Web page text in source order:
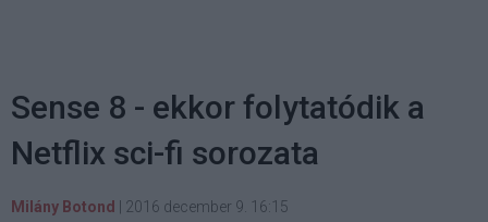
Sense 8 - ekkor folytatódik a
Netflix sci-fi sorozata
Milány Botond 2016 december 9. 16:15